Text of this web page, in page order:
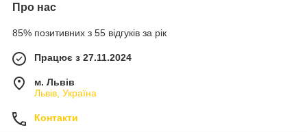
Про нас
85% позитивних з 55 відгуків за рік
Працює з 27.11.2024
м. Львів
Львів, Україна
Контакти